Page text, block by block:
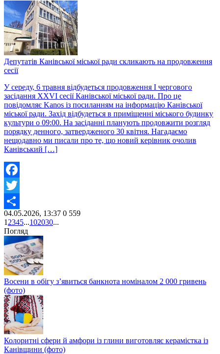
Депутатів Канівської міської ради скликають на продовження
сесії
У середу, 6 травня відбудеться продовження І чергового
засідання ХХVI сесії Канівської міської ради. Про це
повідомляє Kanos із посиланням на інформацію Канівської
міської ради. Захід відбудеться в приміщенні міського будинку
культури о 09:00. На засіданні планують продовжити розгляд
порядку денного, затвердженого 30 квітня. Нагадаємо
нещодавно ми писали про те, що новий керівник очолив
Канівський […]
Facebook
Twitter
Share
04.05.2026, 13:37 0 559
1 2345...102030...
Погляд
Восени в обігу з’явиться банкнота номіналом 2 000 гривень
(фото)
Колоритні сфери й амфори із глини виготовляє керамістка із
Канівщини (фото)